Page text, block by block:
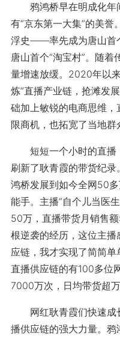
鸦鸿桥早在明成化年
有“京东第一大集”的美
浮史——率先成为唐山首
唐山首个“淘宝村”。随
量增速放缓。2020年以
炼”直播产业链，抢滩发
础加上敏锐的电商思维
限商机，也拓宽了当地群
短短一个小时的直播
刷新了耿青霞的带货纪
鸿桥发展到如今全网50
能手。主播“自个儿当医
50万，直播带货月销售
根逆袭的经历，这位主
应链，我才实现了简简
直播供应链的有100多位
7000万次，日均带货超万
网红耿青霞们快速成
播供应链的强大力量。